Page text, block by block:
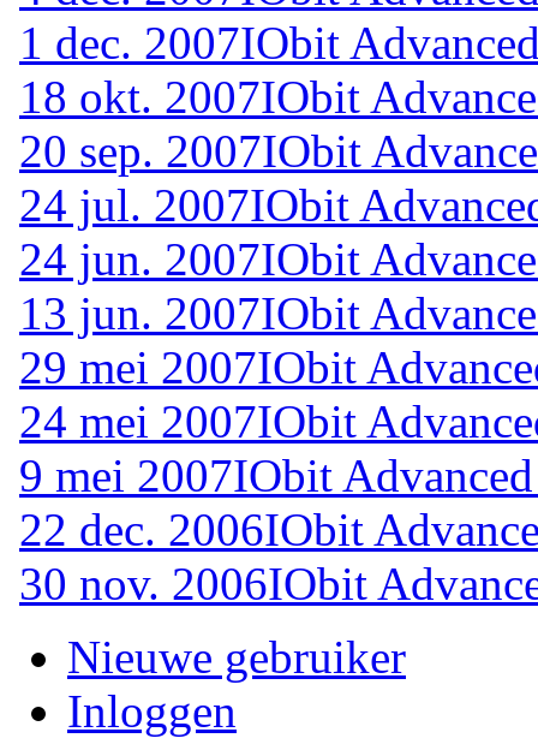
1 dec. 2007IObit
18 okt. 2007IObit
20 sep. 2007IObit
24 jul. 2007IObit
24 jun. 2007IObit
13 jun. 2007IObit
29 mei 2007IObit
24 mei 2007IObit
9 mei 2007IObit
22 dec. 2006IObit
30 nov. 2006IObit
Nieuwe gebruiker
Inloggen